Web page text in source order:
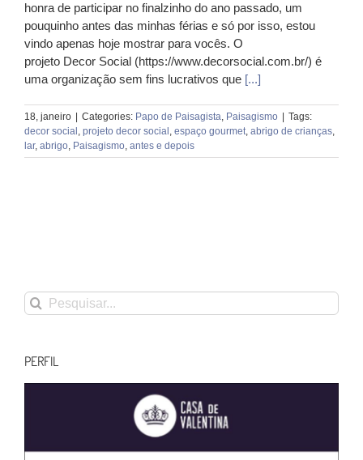
honra de participar no finalzinho do ano passado, um
pouquinho antes das minhas férias e só por isso, estou
vindo apenas hoje mostrar para vocês. O
projeto Decor Social (https://www.decorsocial.com.br/) é
uma organização sem fins lucrativos que [...]
18, janeiro Categories: Papo de Paisagista, Paisagismo
Tags:
decor social , projeto decor social , espaço gourmet, abrigo de crianças,
lar, abrigo, Paisagismo, antes e depois
Buscar
resultados
PERFIL